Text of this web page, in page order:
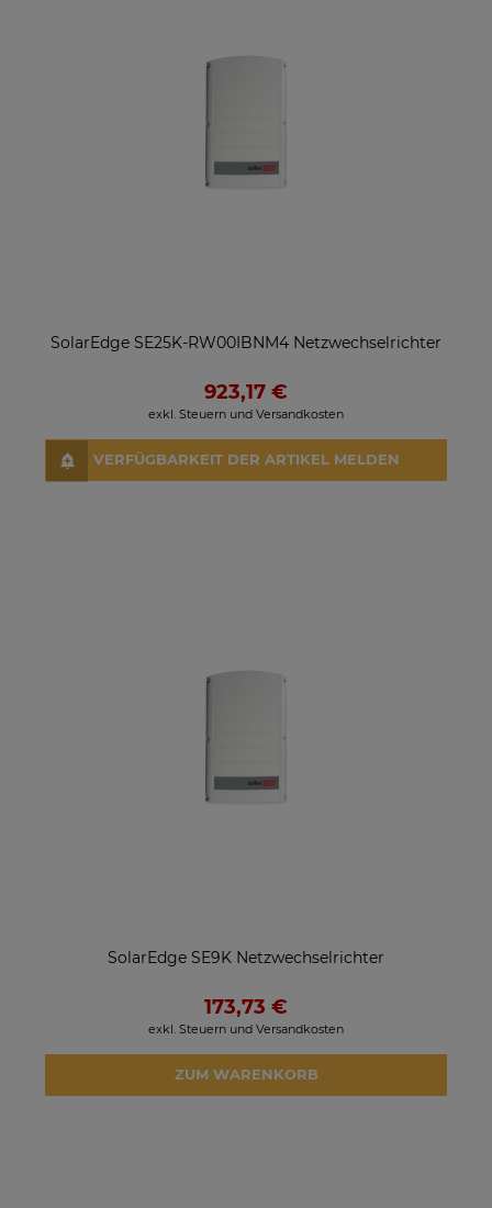
SolarEdge SE25K-RW00IBNM4 Netzwechselrichter
923,17 €
exkl. Steuern und Versandkosten
VERFÜGBARKEIT DER ARTIKEL MELDEN
SolarEdge SE9K Netzwechselrichter
173,73 €
exkl. Steuern und Versandkosten
ZUM WARENKORB